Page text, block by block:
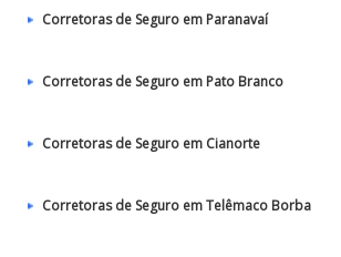
Corretoras de Seguro em Paranavaí
Corretoras de Seguro em Pato Branco
Corretoras de Seguro em Cianorte
Corretoras de Seguro em Telêmaco Borba